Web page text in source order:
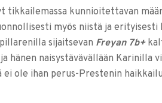
tikkailemassa kunnioitettavan
myös niistä ja erityisesti
sijaitsevan Freyan 7b+
hänen naisystävävällään Karinilla
ole ihan perus-Prestenin